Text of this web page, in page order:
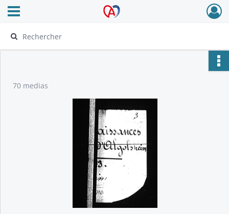
Archives Alsace - Colmar
Ouvrir le menu déroulant
70 medias